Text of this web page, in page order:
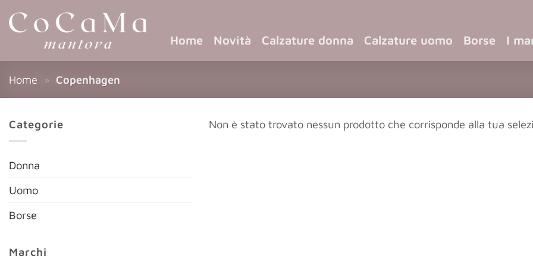
Home Novità Calzature donna Calzature uomo Borse I
Home » Copenhagen
Categorie
Donna
Uomo
Borse
Marchi
Non è stato trovato nessun prodotto che corrisponde alla tua